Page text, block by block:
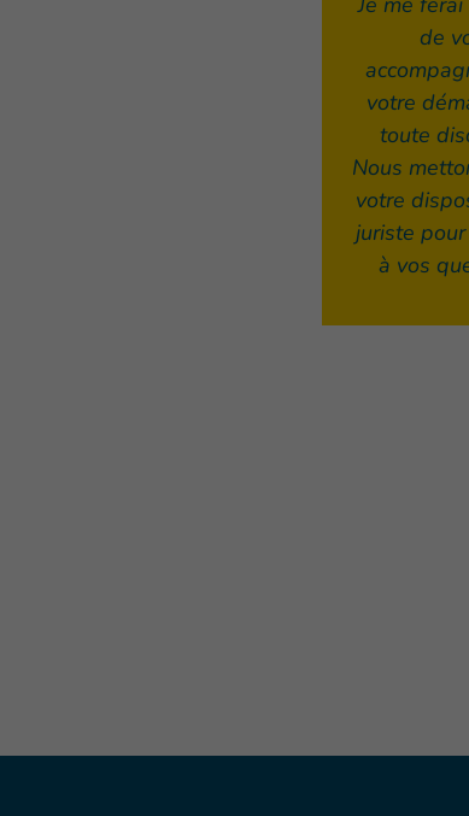
de
votre
toute
Nous
votre
juriste
à vos